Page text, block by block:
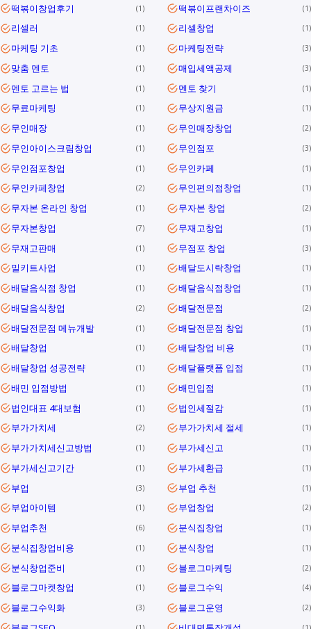
떡볶이창업후기 1 떡볶이프랜차이즈 1
리셀러 1 리셀창업 1
마케팅 기초 1 마케팅전략 3
맞춤 멘토 1 매입세액공제 3
멘토 고르는 법 1 멘토 찾기 1
무료마케팅 1 무상지원금 1
무인매장 1 무인매장창업 2
무인아이스크림창업 1 무인점포 3
무인점포창업 1 무인카페 1
무인카페창업 2 무인편의점창업 1
무자본 온라인 창업 1 무자본 창업 2
무자본창업 7 무재고창업 1
무재고판매 1 무점포 창업 3
밀키트사업 1 배달도시락창업 1
배달음식점 창업 1 배달음식점창업 1
배달음식창업 2 배달전문점 2
배달전문점 메뉴개발 1 배달전문점 창업 1
배달창업 1 배달창업 비용 1
배달창업 성공전략 1 배달플랫폼 입점 1
배민 입점방법 1 배민입점 1
법인대표 4대보험 1 법인세절감 1
부가가치세 2 부가가치세 절세 1
부가가치세신고방법 1 부가세신고 1
부가세신고기간 1 부가세환급 1
부업 3 부업 추천 1
부업아이템 1 부업창업 2
부업추천 6 분식집창업 1
분식집창업비용 1 분식창업 1
분식창업준비 1 블로그마케팅 2
블로그마켓창업 1 블로그수익 4
블로그수익화 3 블로그운영 2